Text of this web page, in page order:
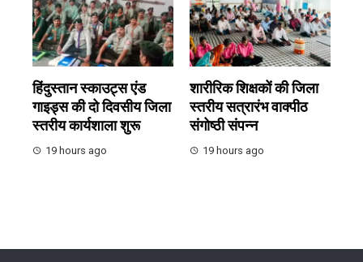
हिंदुस्तान स्काउट्स एंड
गाइड्स की दो दिवसीय जिला
स्तरीय कार्यशाला शुरू
19 hours ago
शारीरिक शिक्षकों की जिला
स्तरीय सत्रारंभ वाक्पीठ
संगोष्ठी संपन्न
19 hours ago